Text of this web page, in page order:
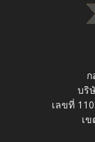
บริ
เลขที่
เ